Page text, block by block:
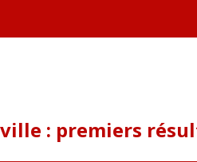
: premiers